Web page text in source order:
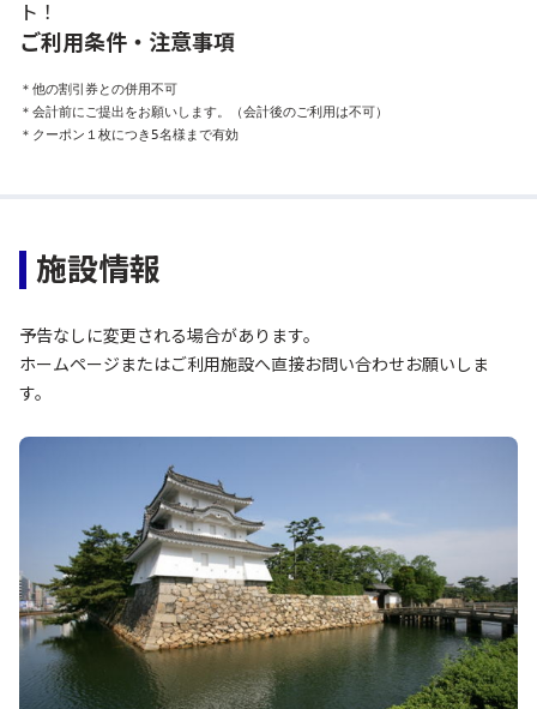
ト！
ご利用条件・注意事項
＊他の割引券との併用不可
＊会計前にご提出をお願いします。（会計後のご利用は不可）
＊クーポン１枚につき5名様まで有効
施設情報
予告なしに変更される場合があります。
ホームページまたはご利用施設へ直接お問い合わせお願いしま
す。